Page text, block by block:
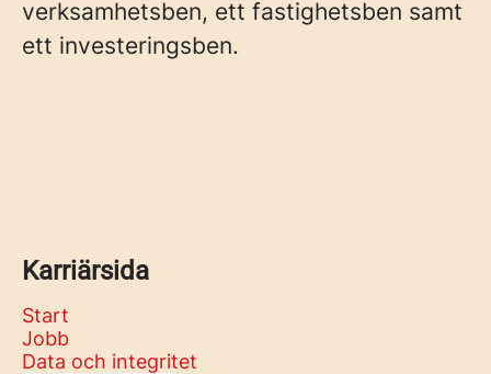
verksamhetsben, ett fastighetsben samt
ett investeringsben.
Karriärsida
Start
Jobb
Data och integritet